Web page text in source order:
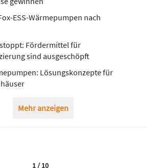
ESS-Wärmepumpen nach
Fördermittel für
sind ausgeschöpft
Lösungskonzepte für
Mehr anzeigen
1 / 10